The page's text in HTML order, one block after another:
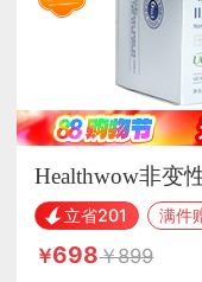
Healthwow非变
立省201 满件
698 899